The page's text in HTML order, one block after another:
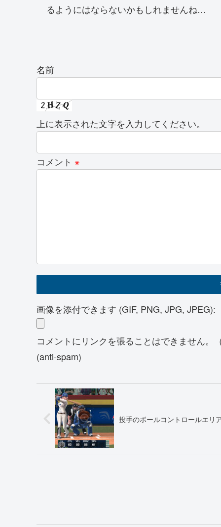
るようにはならないかもしれませんね…
名前
上に表示された文字を入力してください。
コメント ※
画像を添付できます (GIF, PNG, JPG, JPEG):
コメントにリンクを張ることはできません。
(anti-spam)
投手のボールコントロールエリ